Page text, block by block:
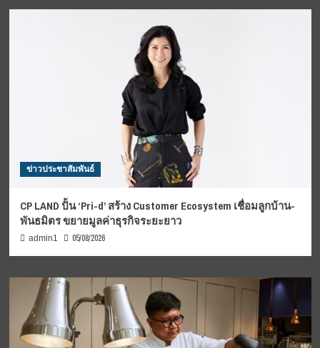
ข่าวประชาสัมพันธ์
CP LAND ปั้น ‘Pri-d’ สร้าง Customer Ecosystem เชื่อมลูกบ้าน-
พันธมิตร ขยายมูลค่าธุรกิจระยะยาว
admin1 05/08/2026